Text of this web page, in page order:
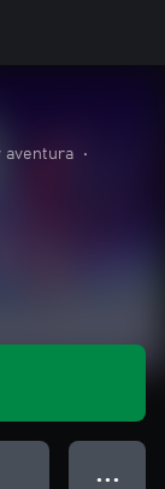
aventura
•
● ● ●